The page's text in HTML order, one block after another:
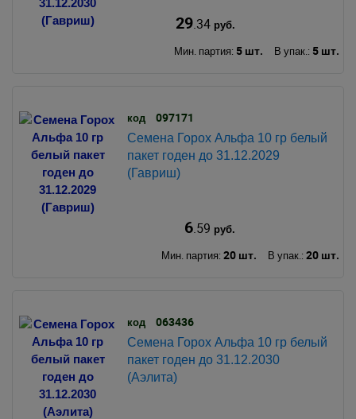
29.34руб.
Мин. партия: 5 шт. В упак.: 5 шт.
код 097171
Семена Горох Альфа 10 гр белый
пакет годен до 31.12.2029
(Гавриш)
6.59 руб.
Мин. партия: 20 шт. В упак.: 20 шт.
код 063436
Семена Горох Альфа 10 гр белый
пакет годен до 31.12.2030
(Аэлита)